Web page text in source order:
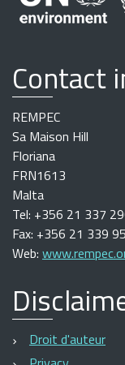
Contact
REMPEC
Sa Maison Hill
Floriana
FRN1613
Malta
Tel: +356 21 337
Fax: +356 21 339
Web:
Droit d'auteur